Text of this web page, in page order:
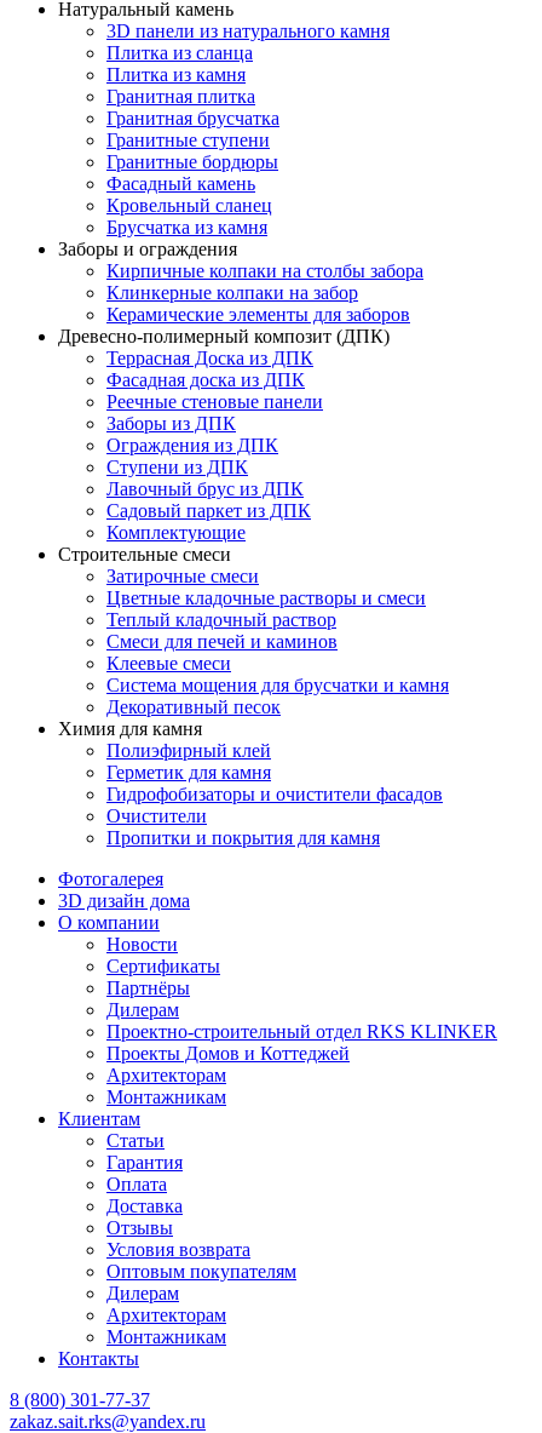
Натуральный камень
3D панели из натурального камня
Плитка из сланца
Плитка из камня
Гранитная плитка
Гранитная брусчатка
Гранитные ступени
Гранитные бордюры
Фасадный камень
Кровельный сланец
Брусчатка из камня
Заборы и ограждения
Кирпичные колпаки на столбы забора
Клинкерные колпаки на забор
Керамические элементы для заборов
Древесно-полимерный композит (ДПК)
Террасная Доска из ДПК
Фасадная доска из ДПК
Реечные стеновые панели
Заборы из ДПК
Ограждения из ДПК
Ступени из ДПК
Лавочный брус из ДПК
Садовый паркет из ДПК
Комплектующие
Строительные смеси
Затирочные смеси
Цветные кладочные растворы и смеси
Теплый кладочный раствор
Смеси для печей и каминов
Клеевые смеси
Система мощения для брусчатки и камня
Декоративный песок
Химия для камня
Полиэфирный клей
Герметик для камня
Гидрофобизаторы и очистители фасадов
Очистители
Пропитки и покрытия для камня
Фотогалерея
3D дизайн дома
О компании
Новости
Сертификаты
Партнёры
Дилерам
Проектно-строительный отдел RKS KLINKER
Проекты Домов и Коттеджей
Архитекторам
Монтажникам
Клиентам
Статьи
Гарантия
Оплата
Доставка
Отзывы
Условия возврата
Оптовым покупателям
Дилерам
Архитекторам
Монтажникам
Контакты
8 (800) 301-77-37
zakaz.sait.rks@yandex.ru